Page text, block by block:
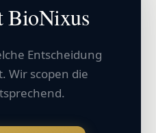
BioNixus
Entscheidung
Wir scopen die